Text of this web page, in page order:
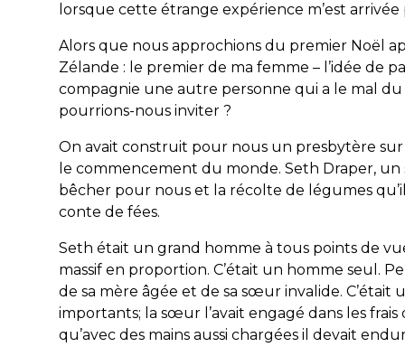
lorsque cette étrange expérience m’est
Alors que nous approchions du premier Noël
Zélande : le premier de ma femme – l’idée de
compagnie une autre personne qui a le mal du
pourrions-nous inviter ?
On avait construit pour nous un presbytère
le commencement du monde. Seth Draper, un
bêcher pour nous et la récolte de légumes
conte de fées.
Seth était un grand homme à tous points de
massif en proportion. C’était un homme seul.
de sa mère âgée et de sa sœur invalide. C’était
importants; la sœur l’avait engagé dans les
qu’avec des mains aussi chargéesil devait